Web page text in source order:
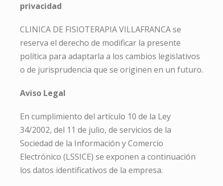
privacidad
CLINICA DE FISIOTERAPIA VILLAFRANCA se
reserva el derecho de modificar la presente
política para adaptarla a los cambios legislativos
o de jurisprudencia que se originen en un futuro.
Aviso Legal
En cumplimiento del artículo 10 de la Ley
34/2002, del 11 de julio, de servicios de la
Sociedad de la Información y Comercio
Electrónico (LSSICE) se exponen a continuación
los datos identificativos de la empresa.